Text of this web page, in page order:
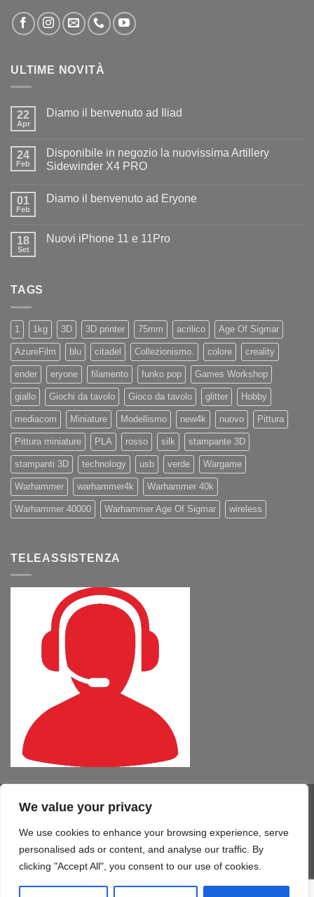
We value your privacy
We use cookies to enhance your browsing experience, serve
personalised ads or content, and analyse our traffic. By
clicking "Accept All", you consent to our use of cookies.
ULTIME NOVITÀ
22
Apr
Diamo il benvenuto ad Iliad
Diamo
il
benvenuto
24
Feb
Disponibile in negozio la nuovissima Artillery
Sidewinder X4 PRO
su
la
nuovissima
01
Feb
Diamo il benvenuto ad Eryone
Diamo
18
Set
Nuovi iPhone 11 e 11Pro
TAGS
1 1kg 3D 3D printer 75mm acrilico Age Of Sigmar
AzureFilm blu citadel Collezionismo. colore creality
ender eryone filamento funko pop Games Workshop
giallo Giochi da tavolo Gioco da tavolo glitter Hobby
mediacom Miniature Modellismo new4k nuovo Pittura
Pittura miniature PLA rosso silk stampante 3D
stampanti 3D technology usb verde Wargame
Warhammer warhammer4k Warhammer 40k
Warhammer 40000 Warhammer Age Of Sigmar wireless
TELEASSISTENZA
Visa PayPal MasterCard
Delivery
COMPUTER – TABLET – SMARTPHONE SOFTWARE
SERVIZI
STAMPA 3D
TELEFONIA CONTATTI
Copyright 2026 ©Mono Informatica S.r.l.c.r.